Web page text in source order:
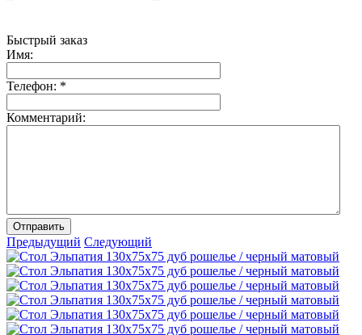
Быстрый заказ
Имя:
Телефон: *
Комментарий:
Отправить
Предыдущий Следующий